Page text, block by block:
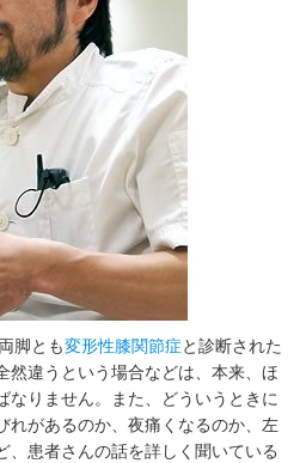
脚とも変形性膝関節症と診断された
然違うという場合などは、本来、ほ
なりません。また、どういうときに
れがあるのか、夜痛くなるのか、左
、患者さんの話を詳しく聞いている